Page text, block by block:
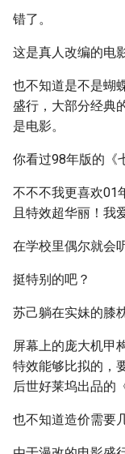
错了。
这是真人改编的电
也不知道是不是蝴
盛行，大部分经典
是电影。
你看过98年版的《
不不不我更喜欢01
且特效超华丽！我
在学校里偶尔就会
挺特别的吧？
苏己躺在实妹的膝
屏幕上的庞大机甲
特效能够比拟的，
后世好莱坞出品的
也不知道造价需要